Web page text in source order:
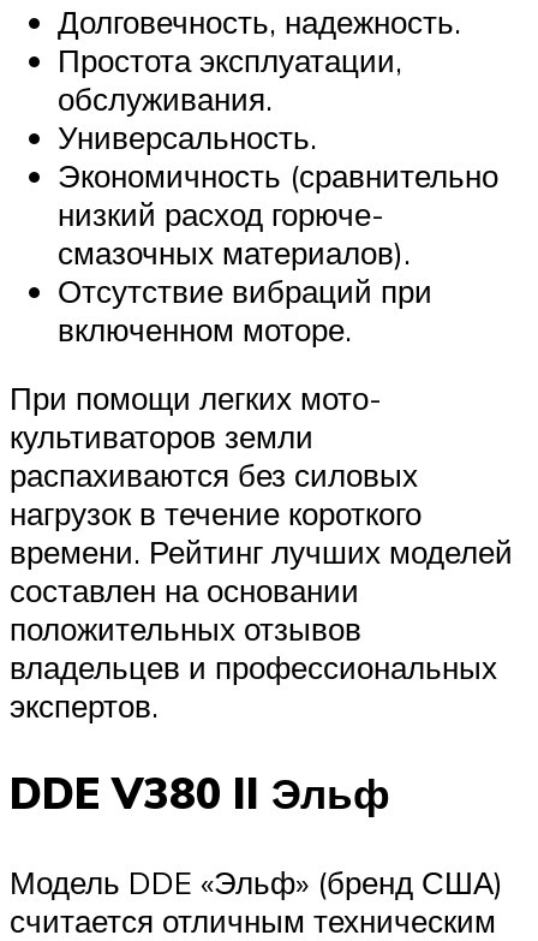
Долговечность, надежность.
Простота эксплуатации,
обслуживания.
Универсальность.
Экономичность (сравнительно
низкий расход горюче-
смазочных материалов).
Отсутствие вибраций при
включенном моторе.
При помощи легких мото-
культиваторов земли
распахиваются без силовых
нагрузок в течение короткого
времени. Рейтинг лучших моделей
составлен на основании
положительных отзывов
владельцев и профессиональных
экспертов.
DDE V380 II Эльф
Модель DDE «Эльф» (бренд США)
считается отличным техническим